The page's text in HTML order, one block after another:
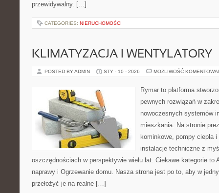
przewidywalny. […]
CATEGORIES: NIERUCHOMOŚCI
KLIMATYZACJA I WENTYLATORY
POSTED BY ADMIN STY - 10 - 2026 MOŻLIWOŚĆ
Rymar to platforma
pewnych rozwiązań w
nowoczesnych systemów
mieszkania. Na stronie
kominkowe, pompy ciepła
instalacje techniczne z
oszczędnościach w perspektywie wielu lat. Ciekawe kategorie to
naprawy i Ogrzewanie domu. Nasza strona jest po to, aby w
przełożyć je na realne […]